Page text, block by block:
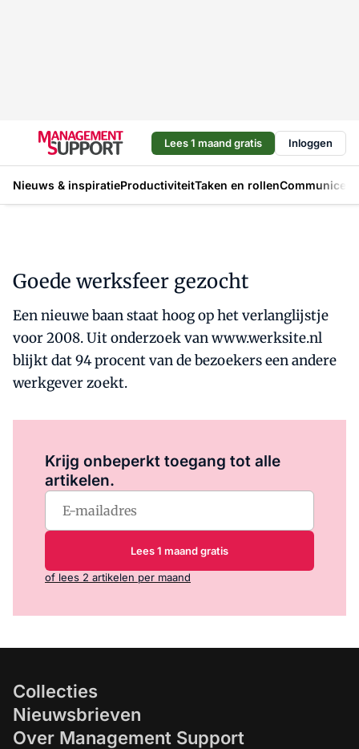
Lees 1 maand gratis Inloggen
Nieuws & inspiratieProductiviteitTaken en rollen
Goede werksfeer gezocht
Een nieuwe baan staat hoog op het verlanglijstje
voor 2008. Uit onderzoek van www.werksite.nl
blijkt dat 94 procent van de bezoekers een andere
werkgever zoekt.
Krijg onbeperkt toegang tot alle
artikelen.
Lees 1 maand gratis
of lees 2 artikelen per maand
Collecties
Nieuwsbrieven
Over Management Support